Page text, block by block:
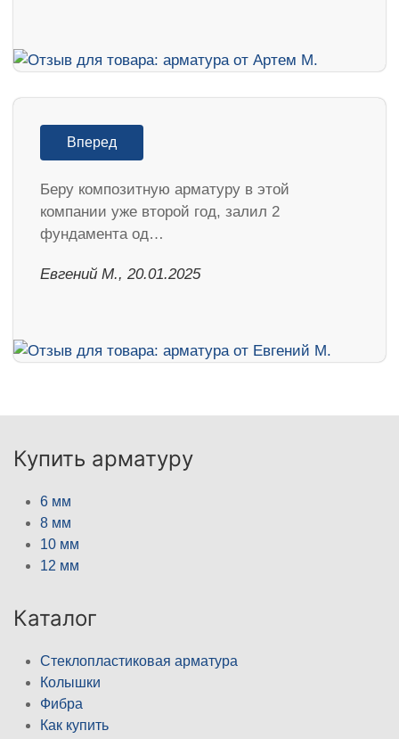
Вперед
Беру композитную арматуру в этой
компании уже второй год, залил 2
фундамента од…
​Евгений М., 20.01.2025
Купить арматуру
6 мм
8 мм
10 мм
12 мм
Каталог
Стеклопластиковая арматура
Колышки
Фибра
Как купить